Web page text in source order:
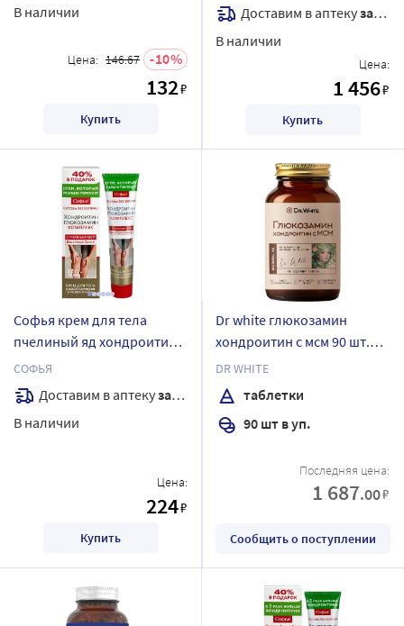
В наличии
Цена: 146.67 10
132₽
Купить
Доставим в аптекузавтра
В наличии
Цена:
1 456₽
Купить
Софья крем для тела
пчелиный яд хондроитин
глюкозамин комплекс 125
мл
СОФЬЯ
Доставим в аптекузавтра
В наличии
Цена:
224₽
Купить
Dr white глюкозамин
хондроитин с мсм 90 шт.
таблетки массой 1580 мг
DR WHITE
таблетки
90 шт в уп.
Последняя цена:
1 687.00₽
Сообщить о поступлении